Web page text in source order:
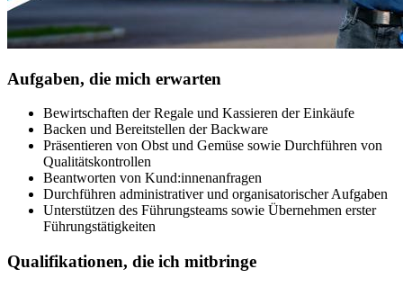
Aufgaben, die mich erwarten
Bewirtschaften der Regale und Kassieren der Einkäufe
Backen und Bereitstellen der Backware
Präsentieren von Obst und Gemüse sowie Durchführen von
Qualitätskontrollen
Beantworten von Kund:innenanfragen
Durchführen administrativer und organisatorischer Aufgaben
Unterstützen des Führungsteams sowie Übernehmen erster
Führungstätigkeiten
Qualifikationen, die ich mitbringe